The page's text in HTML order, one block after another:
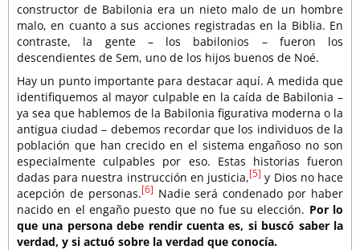
constructor de Babilonia era un nieto malo de un hombre
malo, en cuanto a sus acciones registradas en la Biblia. En
contraste, la gente – los babilonios – fueron los
descendientes de Sem, uno de los hijos buenos de Noé.
Hay un punto importante para destacar aquí. A medida que
identifiquemos al mayor culpable en la caída de Babilonia –
ya sea que hablemos de la Babilonia figurativa moderna o la
antigua ciudad – debemos recordar que los individuos de la
población que han crecido en el sistema engañoso no son
especialmente culpables por eso. Estas historias fueron
dadas para nuestra instrucción en justicia,[5] y Dios no hace
acepción de personas.[6] Nadie será condenado por haber
nacido en el engaño puesto que no fue su elección. Por lo
que una persona debe rendir cuenta es, si buscó saber la
verdad, y si actuó sobre la verdad que conocía.